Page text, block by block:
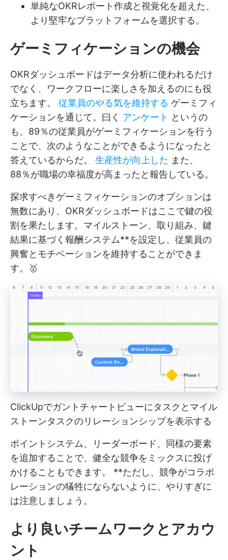
単純なOKRレポート作成と視覚化を超えた、
より堅牢なプラットフォームを選択する。
ゲーミフィケーションの機会
OKRダッシュボードはデータ分析に使われるだけ
でなく、ワークフローに楽しさを加えるのにも役
立ちます。 従業員のやる気を維持する ゲーミフィ
ケーションを通じて。曰く アンケート というの
も、89％の従業員がゲーミフィケーションを行う
ことで、次のようなことができるようになったと
答えているからだ。 生産性が向上した また、
88％が職場の幸福度が高まったと報告している。
探求すべきゲーミフィケーションのオプションは
無数にあり、OKRダッシュボードはここで鍵の役
割を果たします。マイルストーン、取り組み、鍵
結果に基づく報酬システム**を設定し、従業員の
興奮とモチベーションを維持することができま
す。🥇
ClickUpでガントチャートビューにタスクとマイル
ストーンタスクのリレーションシップを表示する
ポイントシステム、リーダーボード、同様の要素
を追加することで、健全な競争をミックスに投げ
かけることもできます。 **ただし、競争がコラボ
レーションの犠牲にならないように、やりすぎに
は注意しましょう。
より良いチームワークとアカウ
ント